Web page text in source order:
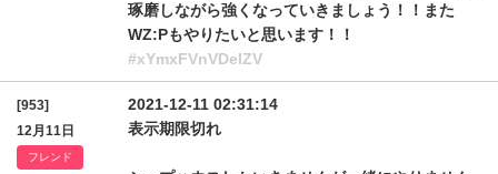
琢磨しながら強くなっていきましょう！！また
WZ:Pもやりたいと思います！！
#xYmxFVnVDelZV
[953]
12月11日
フレンド
2021-12-11 02:31:14
表示期限切れ